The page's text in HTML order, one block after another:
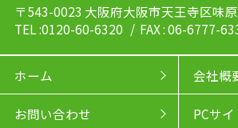
〒543-0023 大阪府大阪市天王寺区味
TEL :0120-60-6320 / FAX : 06-6777-
ホーム 会社概
お問い合わせ PCサイ